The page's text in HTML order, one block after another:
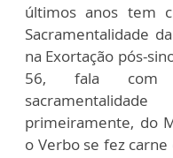
últimos anos tem
Sacramentalidade
na Exortação pós-
56, fala com
primeiramente, do
o Verbo se fez